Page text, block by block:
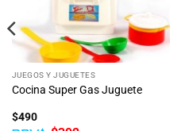
JUEGOS Y JUGUETES
Cocina Super Gas Juguete
$490